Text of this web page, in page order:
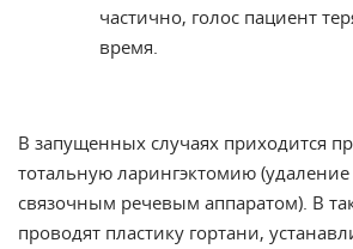
частично, голос пациент
время.
В запущенных случаях приходится
тотальную ларингэктомию (удаление
связочным речевым аппаратом). В
проводят пластику гортани,